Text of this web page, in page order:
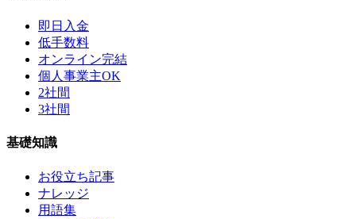
即日入金
低手数料
オンライン完結
個人事業主OK
2社間
3社間
基礎知識
お役立ち記事
ナレッジ
用語集